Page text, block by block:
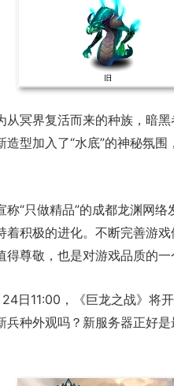
从冥界复活而来的种族，暗
造型加入了“水底”的神秘氛
称“只做精品”的成都龙渊网络
着积极的进化。不断完善游
得尊敬，也是对游戏品质的
日11:00，《巨龙之战》将
兵种外观吗？新服务器正好